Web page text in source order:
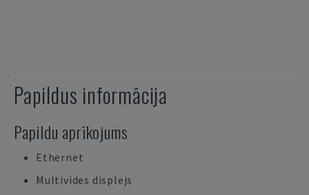
Papildus informācija
Papildu aprīkojums
Ethernet
Multivides displejs